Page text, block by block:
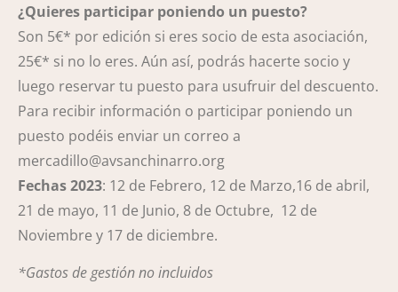
¿Quieres participar poniendo un puesto?
Son 5€* por edición si eres socio de esta asociación,
25€* si no lo eres. Aún así, podrás hacerte socio y
luego reservar tu puesto para usufruir del descuento.
Para recibir información o participar poniendo un
puesto podéis enviar un correo a
mercadillo@avsanchinarro.org
Fechas 2023: 12 de Febrero, 12 de Marzo,16 de abril,
21 de mayo, 11 de Junio, 8 de Octubre, 12 de
Noviembre y 17 de diciembre.
*Gastos de gestión no incluidos